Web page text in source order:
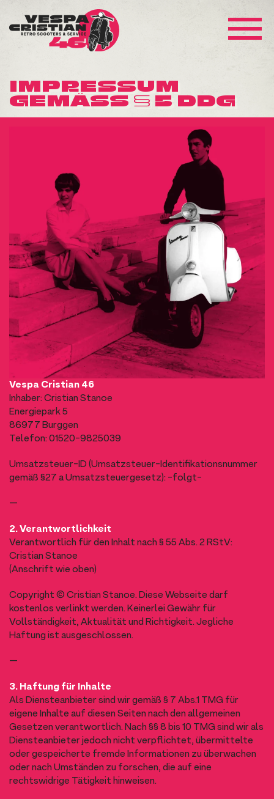
IMPRESSUM
GEMÄSS § 5 DDG
Vespa Cristian 46
Inhaber: Cristian Stanoe
Energiepark 5
86977 Burggen
Telefon: 01520-9825039
Umsatzsteuer-ID (Umsatzsteuer-Identifikationsnummer
gemäß §27 a Umsatzsteuergesetz): -folgt-
—
2. Verantwortlichkeit
Verantwortlich für den Inhalt nach § 55 Abs. 2 RStV:
Cristian Stanoe
(Anschrift wie oben)
Copyright © Cristian Stanoe. Diese Webseite darf
kostenlos verlinkt werden. Keinerlei Gewähr für
Vollständigkeit, Aktualität und Richtigkeit. Jegliche
Haftung ist ausgeschlossen.
—
3. Haftung für Inhalte
Als Diensteanbieter sind wir gemäß § 7 Abs.1 TMG für
eigene Inhalte auf diesen Seiten nach den allgemeinen
Gesetzen verantwortlich. Nach §§ 8 bis 10 TMG sind wir als
Diensteanbieter jedoch nicht verpflichtet, übermittelte
oder gespeicherte fremde Informationen zu überwachen
oder nach Umständen zu forschen, die auf eine
rechtswidrige Tätigkeit hinweisen.